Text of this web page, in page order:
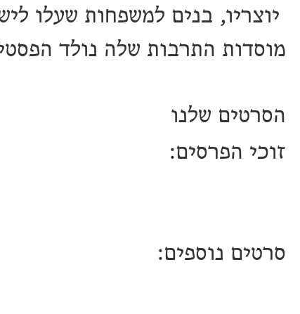
יוצריו, בנים למשפחות שעלו
מוסדות התרבות שלה נולד
הסרטים שלנו
זוכי הפרסים:
סרטים נוספים: